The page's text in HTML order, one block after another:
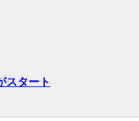
スタート